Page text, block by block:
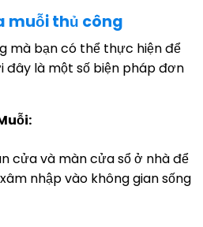
muỗi thủ công
mà bạn có thể thực hiện để
đây là một số biện pháp đơn
cửa và màn cửa sổ ở nhà để
nhập vào không gian sống